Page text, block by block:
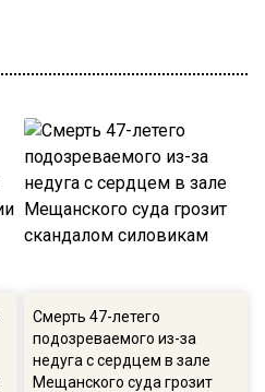
Смерть 47-летего
подозреваемого из-за
недуга с сердцем в зале
Мещанского суда грозит